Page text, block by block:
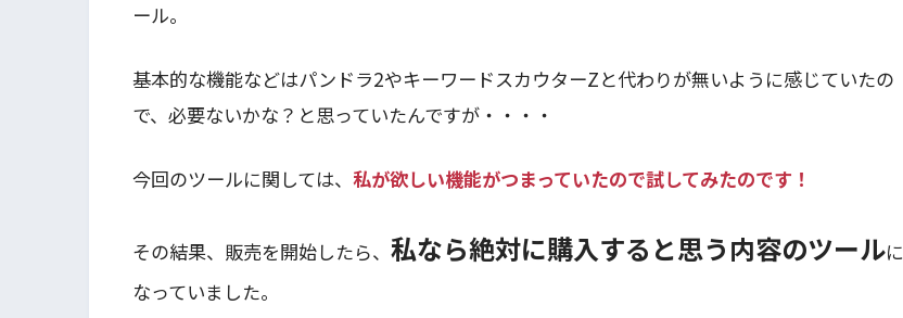
ール。
基本的な機能などはパンドラ2やキーワードスカウターZと代わりが無いように感じていたの
で、必要ないかな？と思っていたんですが・・・・
今回のツールに関しては、 私が欲しい機能がつまっていたので試してみたのです！
その結果、販売を開始したら、 私なら絶対に購入すると思う内容のツールに
なっていました。